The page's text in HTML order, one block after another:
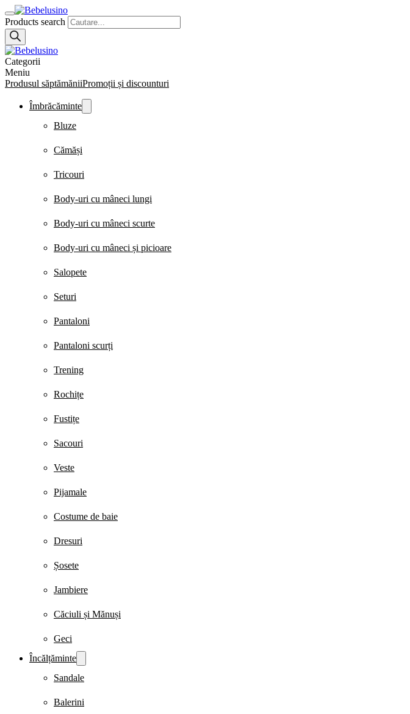
Products search
Categorii
Meniu
Produsul săptămăniiPromoții și discounturi
Îmbrăcăminte
Bluze
Cămăși
Tricouri
Body-uri cu mâneci lungi
Body-uri cu mâneci scurte
Body-uri cu mâneci și picioare
Salopete
Seturi
Pantaloni
Pantaloni scurți
Trening
Rochițe
Fustițe
Sacouri
Veste
Pijamale
Costume de baie
Dresuri
Șosete
Jambiere
Căciuli și Mănuși
Geci
Încălțăminte
Sandale
Balerini